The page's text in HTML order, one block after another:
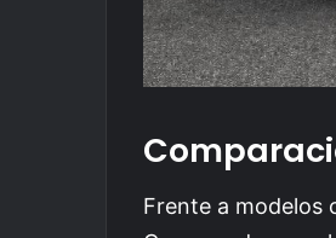
Frente a modelos